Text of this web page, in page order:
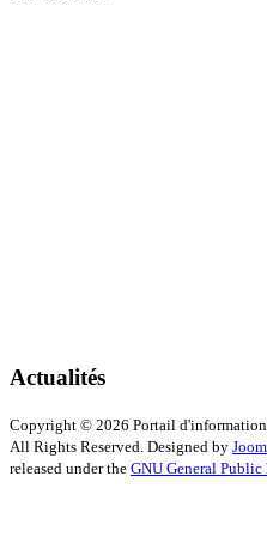
Actualités
Copyright © 2026 Portail d'information
All Rights Reserved. Designed by
released under the GNU General Public